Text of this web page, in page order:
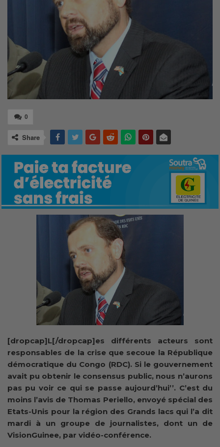
0
Share
[dropcap]L[/dropcap]es différents acteurs sont
responsables de la crise que secoue la République
démocratique du Congo (RDC). Si le gouvernement
avait pu obtenir le consensus public, nous n’aurons
pas pu voir ce qui se passe aujourd’hui’’. C’est du
moins l’avis de Thomas Periello, envoyé spécial des
Etats-Unis pour la région des Grands lacs qui l’a dit
mardi à un groupe de journalistes, dont un de
VisionGuinee, par vidéo-conférence.